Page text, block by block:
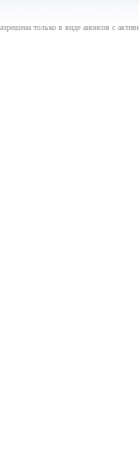
только в виде анонсов с